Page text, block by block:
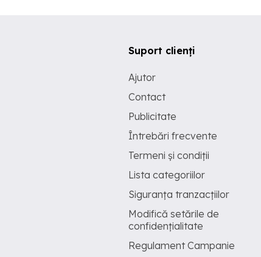
Suport clienți
Ajutor
Contact
Publicitate
Întrebări frecvente
Termeni și condiții
Lista categoriilor
Siguranța tranzacțiilor
Modifică setările de
confidențialitate
Regulament Campanie